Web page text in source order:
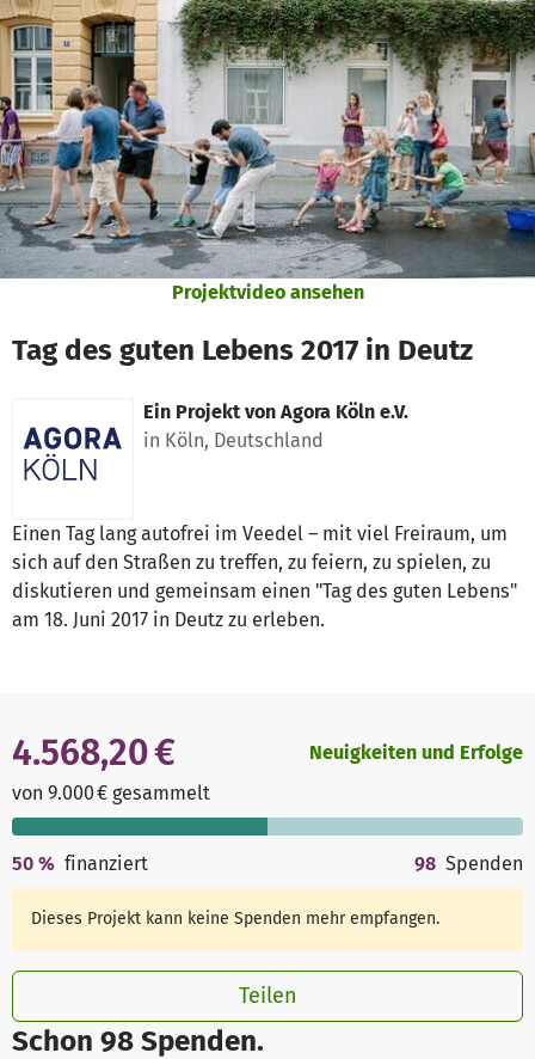
Zum Hauptinhalt springen
Erklärung zur Barrierefreiheit anzeigen
Projektvideo ansehen
Tag des guten Lebens 2017 in Deutz
Ein Projekt von Agora Köln e.V.
in Köln, Deutschland
Einen Tag lang autofrei im Veedel – mit viel Freiraum, um
sich auf den Straßen zu treffen, zu feiern, zu spielen, zu
diskutieren und gemeinsam einen "Tag des guten Lebens"
am 18. Juni 2017 in Deutz zu erleben.
Schon 98 Spenden.
4.568,20 €
von 9.000 € gesammelt
Neuigkeiten und Erfolge
50 % finanziert 98 Spenden
Dieses Projekt kann keine Spenden mehr empfangen.
Teilen